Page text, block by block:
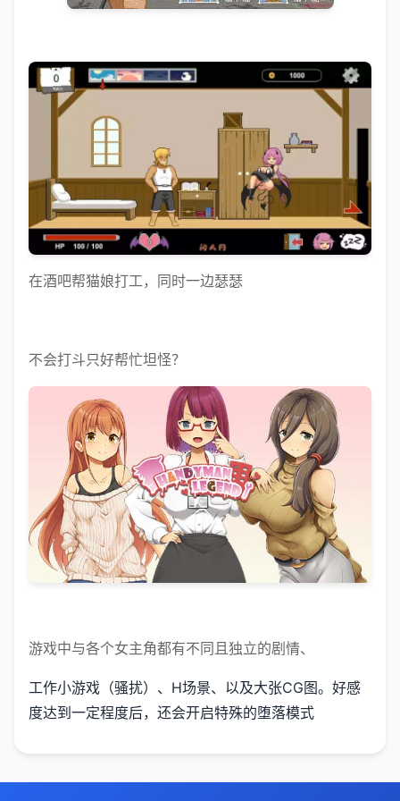
在酒吧帮猫娘打工，同时一边瑟瑟
不会打斗只好帮忙坦怪？
游戏中与各个女主角都有不同且独立的剧情、
工作小游戏（骚扰）、H场景、以及大张CG图。好感
度达到一定程度后，还会开启特殊的堕落模式